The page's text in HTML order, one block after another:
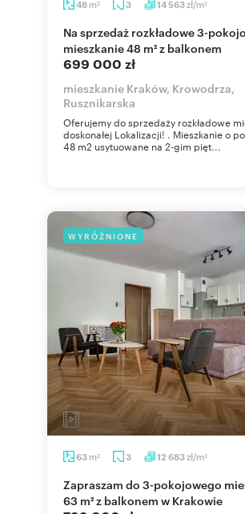
48 m2 3 14 563zł/m2
Na sprzedaż rozkładowe 3-pokojowe
mieszkanie 48 m² z balkonem
699 000 zł
mieszkanie Kraków, Krowodrza,
Rusznikarska
Oferujemy do sprzedaży rozkładowe
doskonałej Lokalizacji! . Mieszkanie o
48 m2 usytuowane na 2-gim pięt...
WYRÓŻNIONE
63 m2 3 12 683zł/m2
Zapraszam do 3-pokojowego mieszkania
63 m² z balkonem w Krakowie